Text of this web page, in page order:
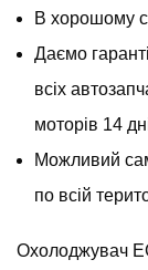
В хорошому
Даємо
всіх
моторів 14
Можливий
по всій
Охолоджувач